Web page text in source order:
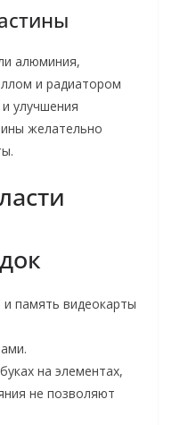
алюминия,
и радиатором
улучшения
желательно
память видеокарты
на элементах,
не позволяют